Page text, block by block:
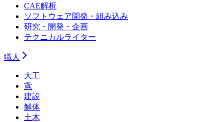
CAE解析
ソフトウェア開発・組み込み
研究・開発・企画
テクニカルライター
職人
大工
鳶
建設
解体
土木